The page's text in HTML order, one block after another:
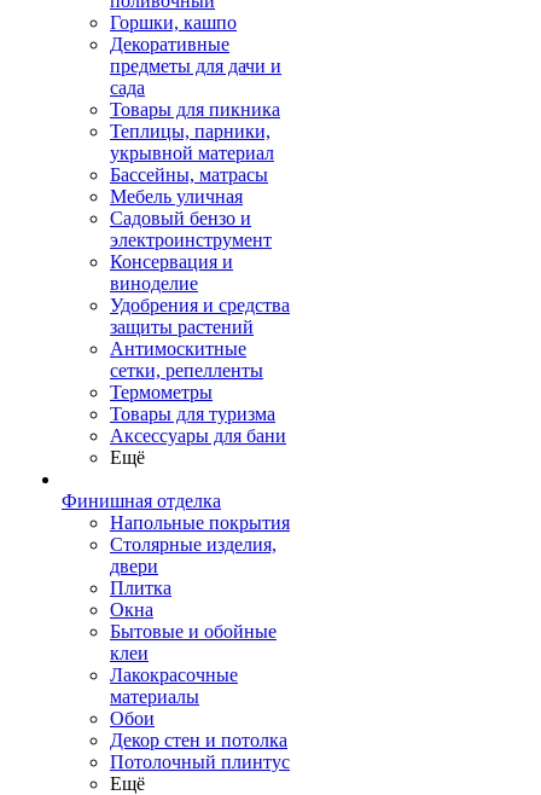
Горшки, кашпо
Декоративные
предметы для дачи и
сада
Товары для пикника
Теплицы, парники,
укрывной материал
Бассейны, матрасы
Мебель уличная
Садовый бензо и
электроинструмент
Консервация и
виноделие
Удобрения и средства
защиты растений
Антимоскитные
сетки, репелленты
Термометры
Товары для туризма
Аксессуары для бани
Ещё
Финишная отделка
Напольные покрытия
Столярные изделия,
двери
Плитка
Окна
Бытовые и обойные
клеи
Лакокрасочные
материалы
Обои
Декор стен и потолка
Потолочный плинтус
Ещё